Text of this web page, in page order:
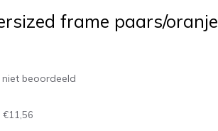
frame paars/oranje
beoordeeld
€11,56